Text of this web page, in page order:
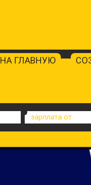
НА ГЛАВНУЮ
зарплата от